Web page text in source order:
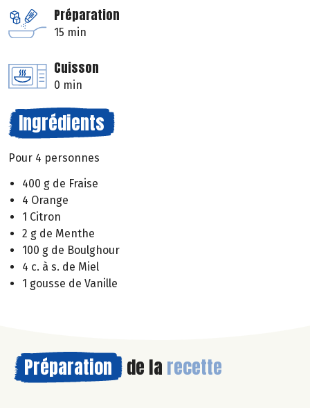
Préparation
15 min
Cuisson
0 min
Ingrédients
Pour 4 personnes
400 g de Fraise
4 Orange
1 Citron
2 g de Menthe
100 g de Boulghour
4 c. à s. de Miel
1 gousse de Vanille
Préparation de la recette